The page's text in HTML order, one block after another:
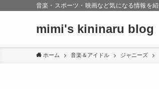
音楽・スポーツ・映画など気になる情報を
mimi's kininaru blog
ホーム 音楽＆アイドル ジャニーズ